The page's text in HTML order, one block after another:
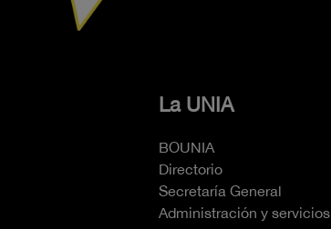
La UNIA
BOUNIA
Directorio
Secretaría General
Administración y servicios